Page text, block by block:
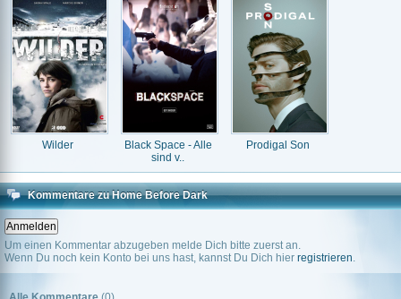
Wilder
Black Space - Alle
sind v..
Prodigal Son
Kommentare zu Home Before Dark
Um einen Kommentar abzugeben melde Dich bitte zuerst an.
Wenn Du noch kein Konto bei uns hast, kannst Du Dich hier registrieren.